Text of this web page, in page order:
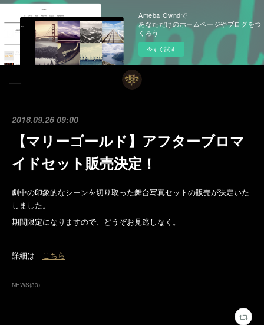
Ameba Owndで
あなただけのホームページやブログをつ
くろう
今すぐ試す
2018.09.26 09:00
【マリーゴールド】アフターブロマ
イドセット販売決定！
劇中の印象的なシーンを切り取った舞台写真セットの販売が決定いた
しました。
期間限定になりますので、どうぞお見逃しなく。
詳細は こちら
NEWS(33)